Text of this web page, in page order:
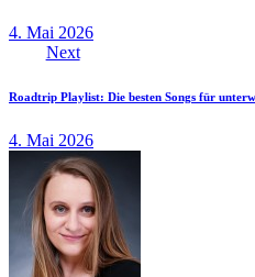
4. Mai 2026
Next
Roadtrip Playlist: Die besten Songs für
4. Mai 2026